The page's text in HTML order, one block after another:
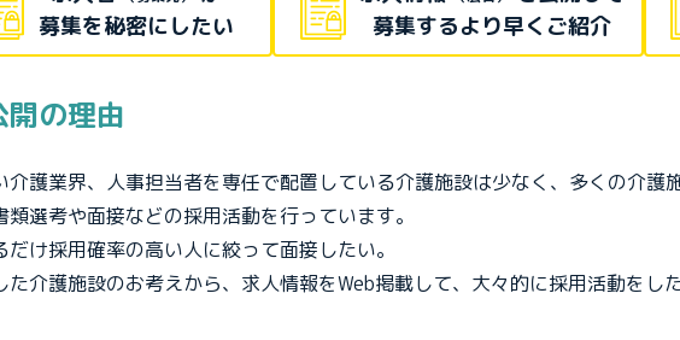
募集を秘密にしたい
募集するより早くご紹介
開の理由
介護業界、人事担当者を専任で配置している介護施設は少なく、多くの介護
類選考や面接などの採用活動を行っています。
だけ採用確率の高い人に絞って面接したい。
た介護施設のお考えから、求人情報をWeb掲載して、大々的に採用活動をし